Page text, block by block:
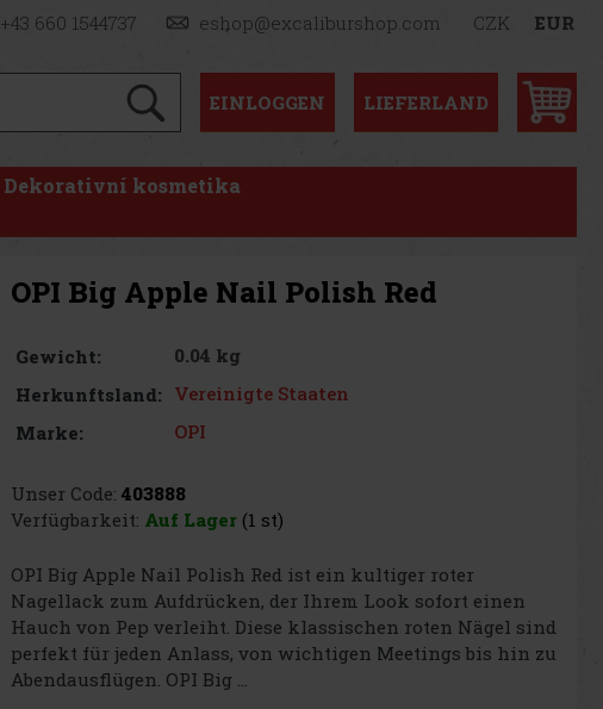
+43 660 1544737 eshop@excaliburshop.com CZK EUR
EINLOGGEN LIEFERLAND
Dekorativní kosmetika
OPI Big Apple Nail Polish Red
Gewicht:
0.04 kg
Herkunftsland: Vereinigte Staaten
Marke:
OPI
Unser Code: 403888
Verfügbarkeit: Auf Lager(1 st)
OPI Big Apple Nail Polish Red ist ein kultiger roter
Nagellack zum Aufdrücken, der Ihrem Look sofort einen
Hauch von Pep verleiht. Diese klassischen roten Nägel sind
perfekt für jeden Anlass, von wichtigen Meetings bis hin zu
Abendausflügen. OPI Big ...